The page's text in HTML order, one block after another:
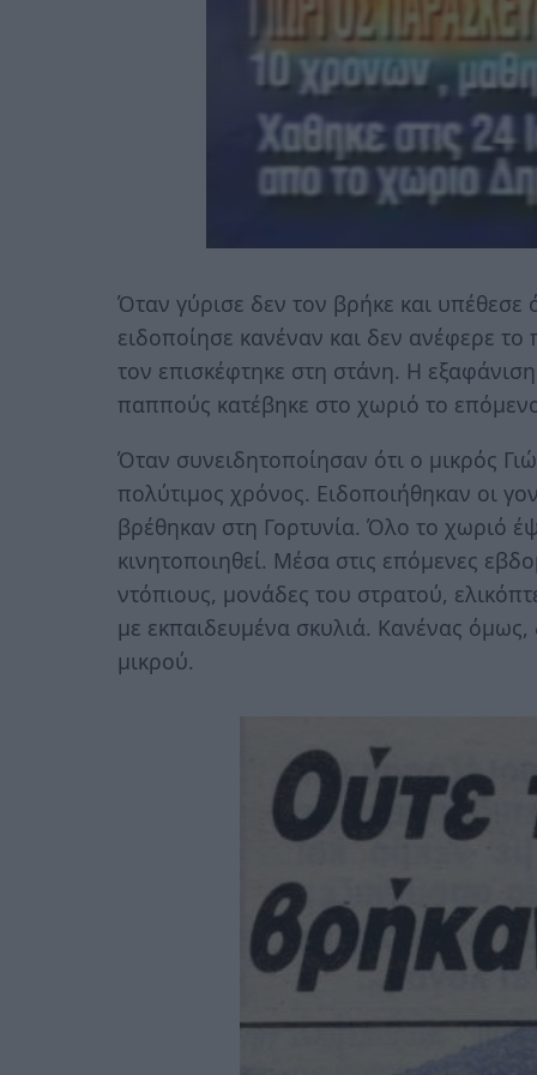
Όταν γύρισε δεν τον βρήκε και υπέθεσε
ειδοποίησε κανέναν και δεν ανέφερε
τον επισκέφτηκε στη στάνη. Η
παππούς κατέβηκε στο χωριό το
Όταν συνειδητοποίησαν ότι ο μικρός
πολύτιμος χρόνος. Ειδοποιήθηκαν οι
βρέθηκαν στη Γορτυνία. Όλο το χωριό
κινητοποιηθεί. Μέσα στις επόμενες
ντόπιους, μονάδες του στρατού,
με εκπαιδευμένα σκυλιά. Κανένας
μικρού.